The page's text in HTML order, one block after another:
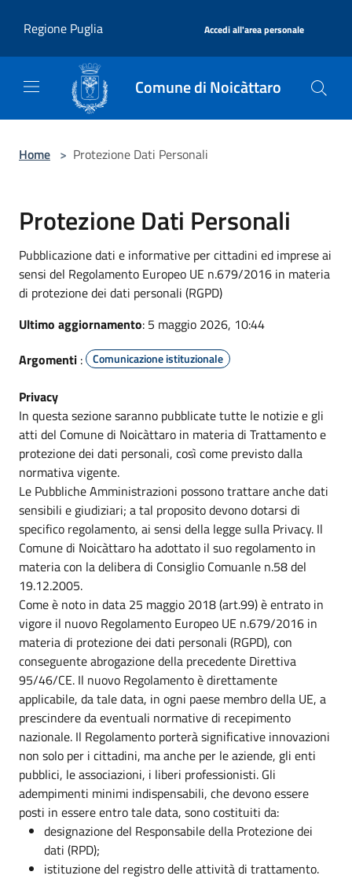
Regione Puglia
Accedi all'area personale
Comune di Noicàttaro
Home > Protezione Dati Personali
Protezione Dati Personali
Pubblicazione dati e informative per cittadini ed imprese ai
sensi del Regolamento Europeo UE n.679/2016 in materia
di protezione dei dati personali (RGPD)
Ultimo aggiornamento: 5 maggio 2026, 10:44
Argomenti : Comunicazione istituzionale
Privacy
In questa sezione saranno pubblicate tutte le notizie e gli
atti del Comune di Noicàttaro in materia di Trattamento e
protezione dei dati personali, così come previsto dalla
normativa vigente.
Le Pubbliche Amministrazioni possono trattare anche dati
sensibili e giudiziari; a tal proposito devono dotarsi di
specifico regolamento, ai sensi della legge sulla Privacy. Il
Comune di Noicàttaro ha adottato il suo regolamento in
materia con la delibera di Consiglio Comuanle n.58 del
19.12.2005.
Come è noto in data 25 maggio 2018 (art.99) è entrato in
vigore il nuovo Regolamento Europeo UE n.679/2016 in
materia di protezione dei dati personali (RGPD), con
conseguente abrogazione della precedente Direttiva
95/46/CE. Il nuovo Regolamento è direttamente
applicabile, da tale data, in ogni paese membro della UE, a
prescindere da eventuali normative di recepimento
nazionale. Il Regolamento porterà significative innovazioni
non solo per i cittadini, ma anche per le aziende, gli enti
pubblici, le associazioni, i liberi professionisti. Gli
adempimenti minimi indispensabili, che devono essere
posti in essere entro tale data, sono costituiti da:
designazione del Responsabile della Protezione dei
dati (RPD);
istituzione del registro delle attività di trattamento.